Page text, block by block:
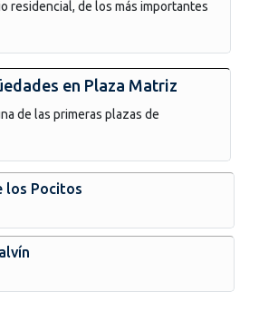
residencial, de los más importantes
en Plaza Matriz
de las primeras plazas de
los Pocitos